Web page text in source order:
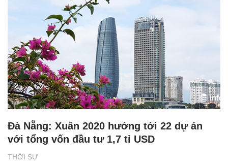
THỜI SỰ
Đà Nẵng: Xuân 2020 hướng tới 22 dự án
với tổng vốn đầu tư 1,7 tỉ USD